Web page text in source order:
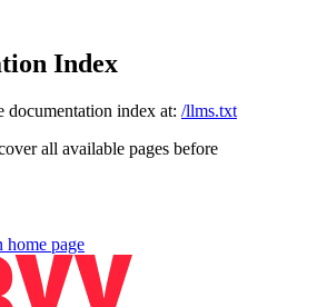
Index
documentation index at: /llms.txt
all available pages before
home page